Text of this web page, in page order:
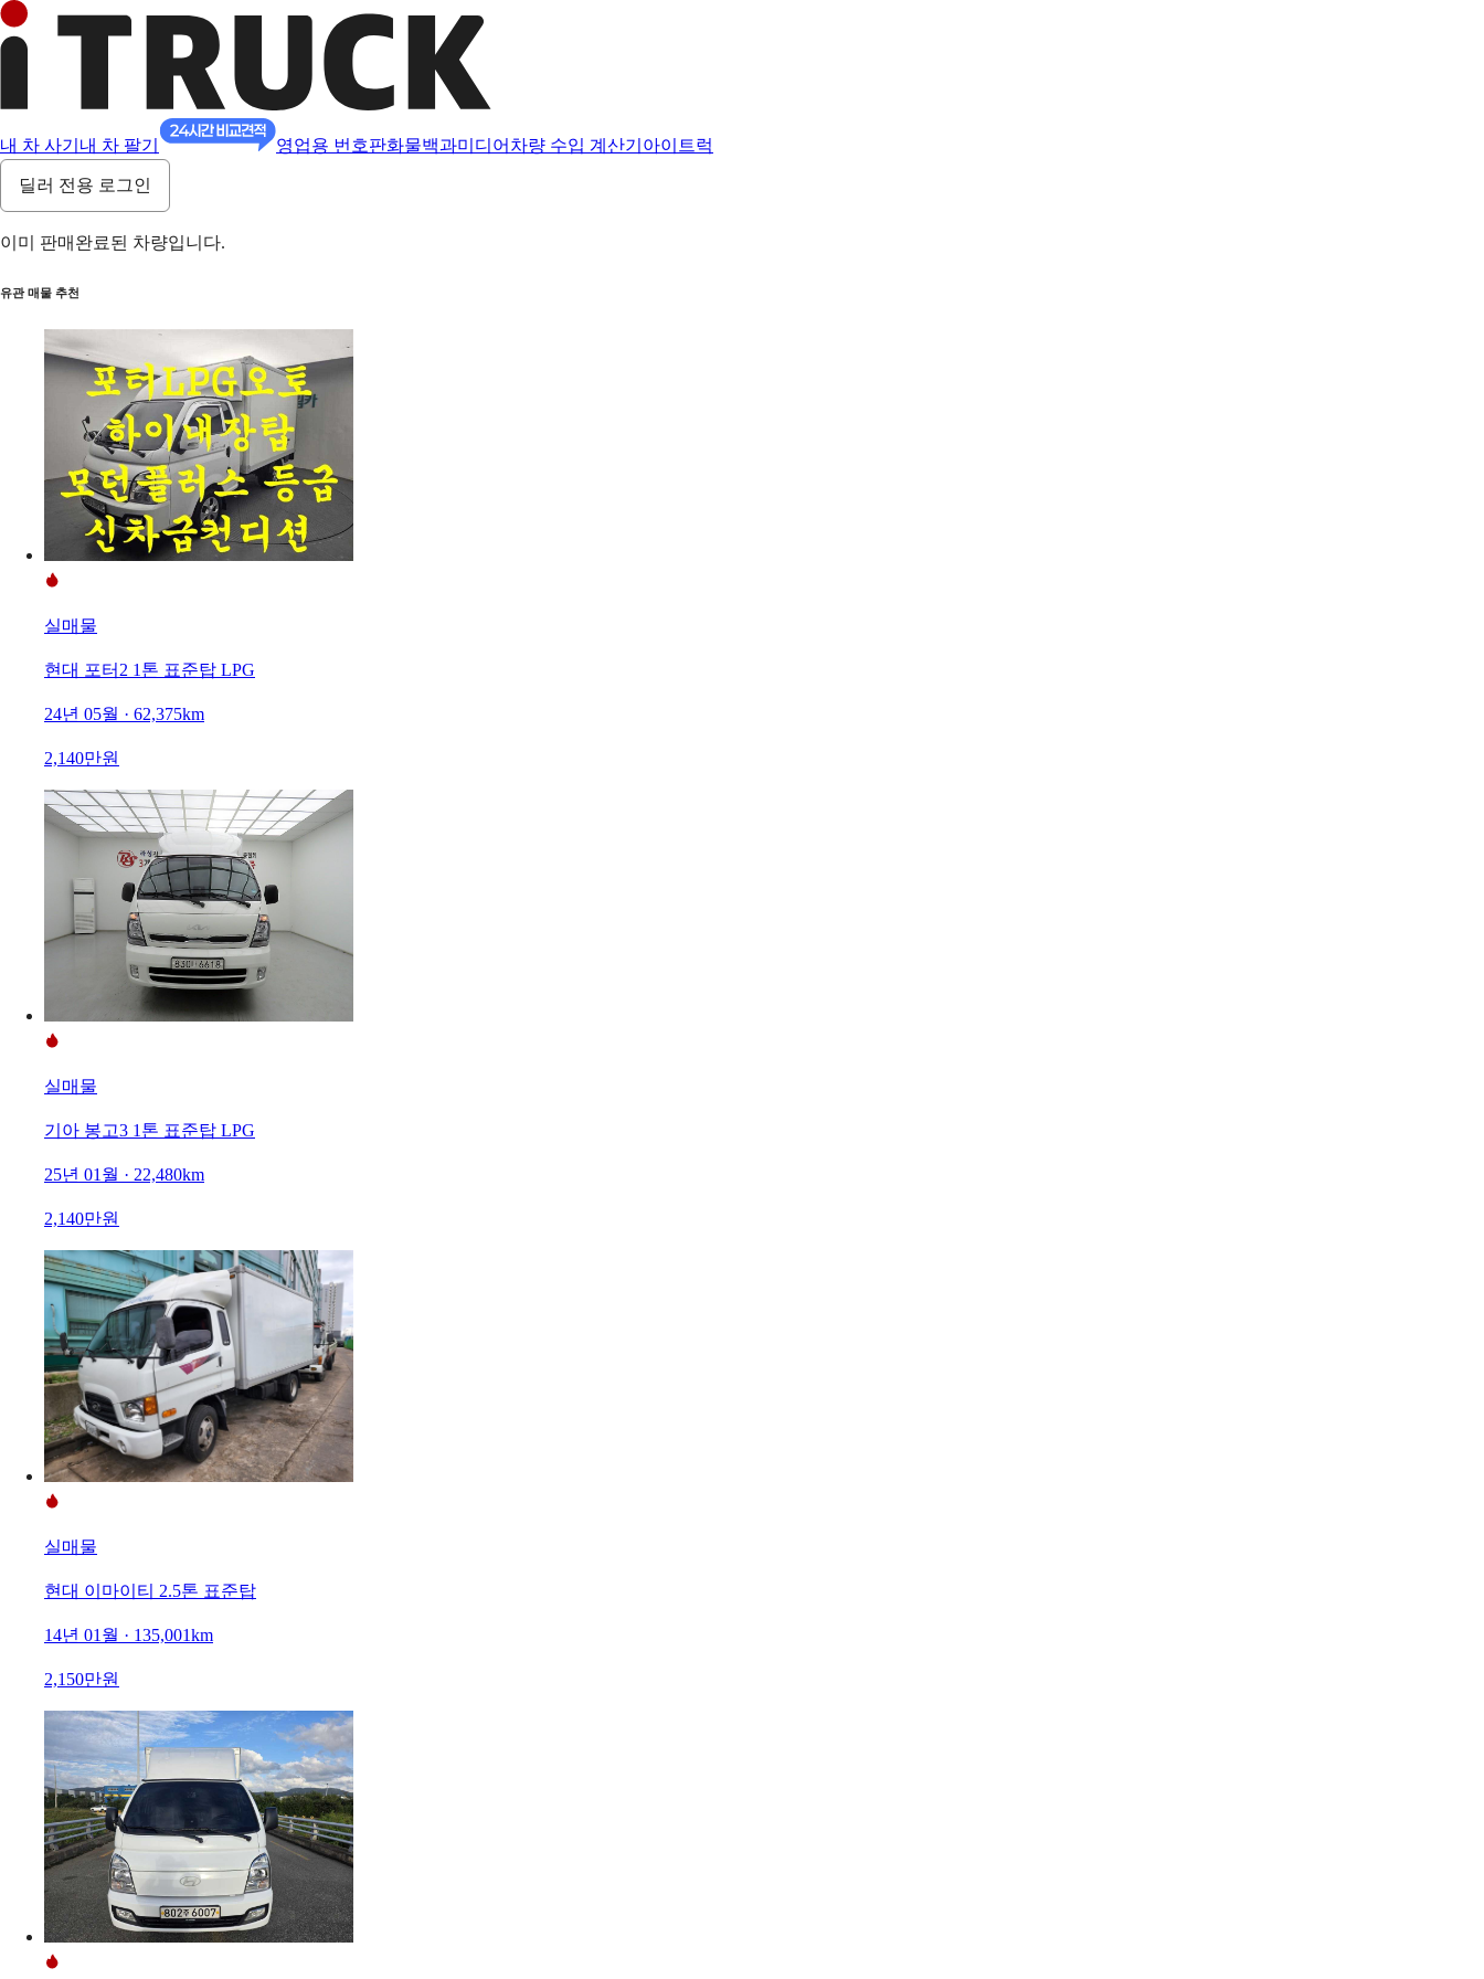
내 차 사기 내 차 팔기 영업용 번호판화물백과미디어 차량 수입 계산기 아이트럭
딜러 전용 로그인
이미 판매완료된 차량입니다.
유관 매물 추천
실매물
현대 포터2 1톤 표준탑 LPG
24년 05월 · 62,375km
2,140만원
실매물
기아 봉고3 1톤 표준탑 LPG
25년 01월 · 22,480km
2,140만원
실매물
현대 이마이티 2.5톤 표준탑
14년 01월 · 135,001km
2,150만원